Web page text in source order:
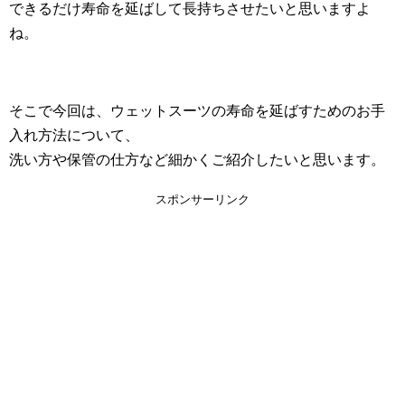
できるだけ寿命を延ばして長持ちさせたいと思いますよ
ね。
そこで今回は、ウェットスーツの寿命を延ばすためのお手
入れ方法について、
洗い方や保管の仕方など細かくご紹介したいと思います。
スポンサーリンク